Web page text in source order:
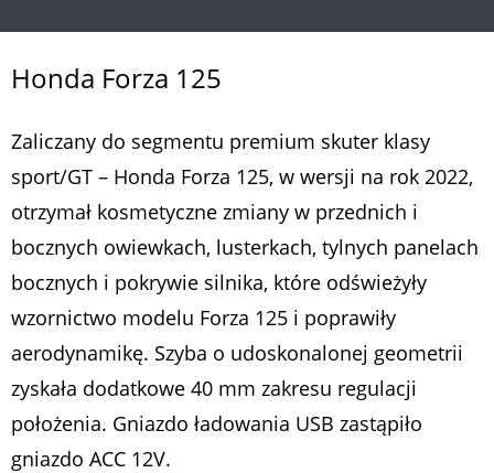
Honda Forza 125
Zaliczany do segmentu premium skuter klasy
sport/GT – Honda Forza 125, w wersji na rok 2022,
otrzymał kosmetyczne zmiany w przednich i
bocznych owiewkach, lusterkach, tylnych panelach
bocznych i pokrywie silnika, które odświeżyły
wzornictwo modelu Forza 125 i poprawiły
aerodynamikę. Szyba o udoskonalonej geometrii
zyskała dodatkowe 40 mm zakresu regulacji
położenia. Gniazdo ładowania USB zastąpiło
gniazdo ACC 12V.